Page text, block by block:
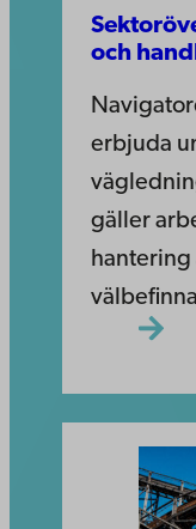
och
erbjuda
gäller
hantering